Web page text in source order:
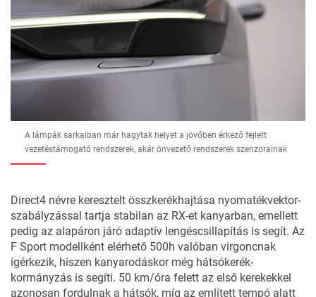
A lámpák sarkaiban már hagytak helyet a jövőben érkező fejlett
vezetéstámogató rendszerek, akár önvezető rendszerek szenzorainak
Direct4 névre keresztelt összkerékhajtása nyomatékvektor-
szabályzással tartja stabilan az RX-et kanyarban, emellett
pedig az alapáron járó adaptív lengéscsillapítás is segít. Az
F Sport modellként elérhető 500h valóban virgoncnak
ígérkezik, hiszen kanyarodáskor még hátsókerék-
kormányzás is segíti. 50 km/óra felett az első kerekekkel
azonosan fordulnak a hátsók, míg az említett tempó alatt